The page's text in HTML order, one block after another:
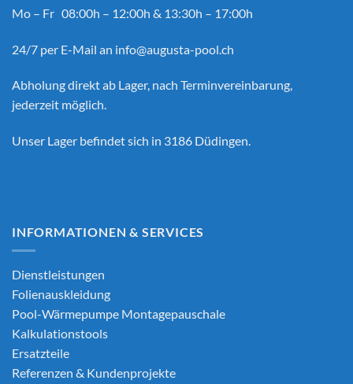
Mo – Fr 08:00h – 12:00h & 13:30h – 17:00h
24/7 per E-Mail an info@augusta-pool.ch
Abholung direkt ab Lager, nach Terminvereinbarung,
jederzeit möglich.
Unser Lager befindet sich in 3186 Düdingen.
INFORMATIONEN & SERVICES
Dienstleistungen
Folienauskleidung
Pool-Wärmepumpe Montagepauschale
Kalkulationstools
Ersatzteile
Referenzen & Kundenprojekte